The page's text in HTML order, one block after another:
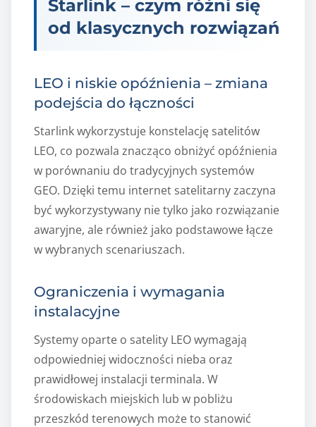
Starlink – czym różni się
od klasycznych rozwiązań
LEO i niskie opóźnienia – zmiana
podejścia do łączności
Starlink wykorzystuje konstelację satelitów
LEO, co pozwala znacząco obniżyć opóźnienia
w porównaniu do tradycyjnych systemów
GEO. Dzięki temu internet satelitarny zaczyna
być wykorzystywany nie tylko jako rozwiązanie
awaryjne, ale również jako podstawowe łącze
w wybranych scenariuszach.
Ograniczenia i wymagania
instalacyjne
Systemy oparte o satelity LEO wymagają
odpowiedniej widoczności nieba oraz
prawidłowej instalacji terminala. W
środowiskach miejskich lub w pobliżu
przeszkód terenowych może to stanowić